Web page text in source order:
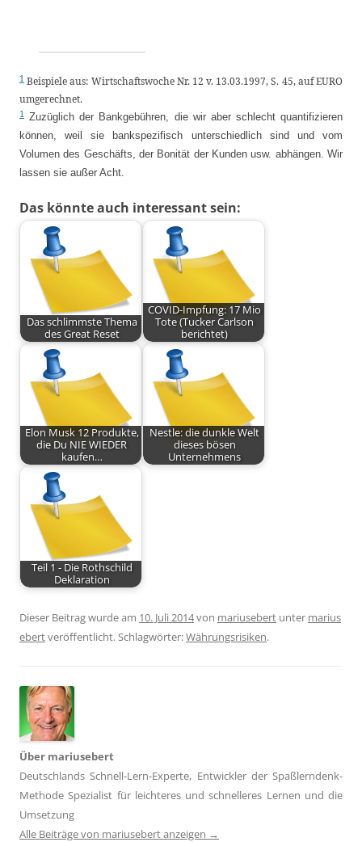
1 Beispiele aus: Wirtschaftswoche Nr. 12 v. 13.03.1997, S. 45, auf EURO
umgerechnet.
1
Zuzüglich der Bankgebühren, die wir aber schlecht quantifizieren
können, weil sie bankspezifisch unterschiedlich sind und vom
Volumen des Geschäfts, der Bonität der Kunden usw. abhängen. Wir
lassen sie außer Acht.
Das könnte auch interessant sein:
Das schlimmste Thema
des Great Reset
COVID-Impfung: 17 Mio
Tote (Tucker Carlson
berichtet)
Elon Musk 12 Produkte,
die Du NIE WIEDER
kaufen…
Nestle: die dunkle Welt
dieses bösen
Unternehmens
Teil 1 - Die Rothschild
Deklaration
Dieser Beitrag wurde am 10. Juli 2014von mariusebert unter marius
ebertveröffentlicht. Schlagwörter:Währungsrisiken.
Über mariusebert
Deutschlands Schnell-Lern-Experte, Entwickler der Spaßlerndenk-
Methode Spezialist für leichteres und schnelleres Lernen und die
Umsetzung
Alle Beiträge von mariusebert anzeigen →